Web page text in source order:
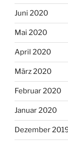
Juni 2020
Mai 2020
April 2020
März 2020
Februar 2020
Januar 2020
Dezember